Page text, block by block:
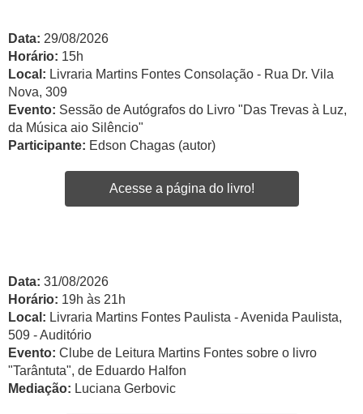
Data: 29/08/2026
Horário: 15h
Local: Livraria Martins Fontes Consolação - Rua Dr. Vila
Nova, 309
Evento: Sessão de Autógrafos do Livro "Das Trevas à Luz,
da Música aio Silêncio"
Participante: Edson Chagas (autor)
Acesse a página do livro!
Data: 31/08/2026
Horário: 19h às 21h
Local: Livraria Martins Fontes Paulista - Avenida Paulista,
509 - Auditório
Evento: Clube de Leitura Martins Fontes sobre o livro
"Tarântuta", de Eduardo Halfon
Mediação: Luciana Gerbovic